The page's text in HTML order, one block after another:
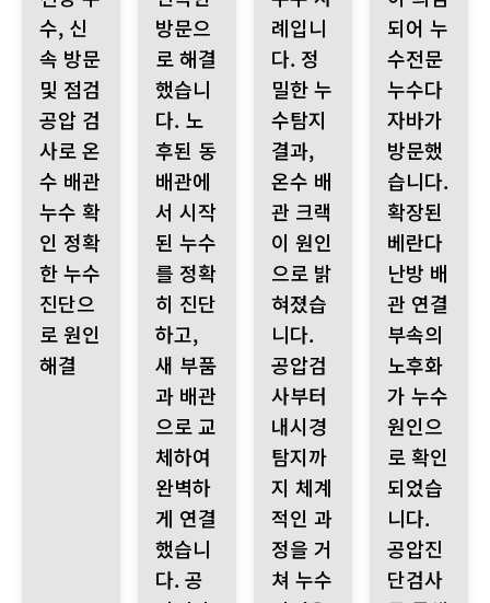
수, 신
속 방문
및 점검
공압 검
사로 온
수 배관
누수 확
인 정확
한 누수
진단으
로 원인
해결
방문으
로 해결
했습니
다. 노
후된 동
배관에
서 시작
된 누수
를 정확
히 진단
하고,
새 부품
과 배관
으로 교
체하여
완벽하
게 연결
했습니
다. 공
례입니
다. 정
밀한 누
수탐지
결과,
온수 배
관 크랙
이 원인
으로 밝
혀졌습
니다.
공압검
사부터
내시경
탐지까
지 체계
적인 과
정을 거
쳐 누수
되어 누
수전문
누수다
자바가
방문했
습니다.
확장된
베란다
난방 배
관 연결
부속의
노후화
가 누수
원인으
로 확인
되었습
니다.
공압진
단검사